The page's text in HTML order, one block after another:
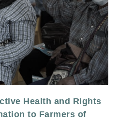
Health and Rights
to Farmers of